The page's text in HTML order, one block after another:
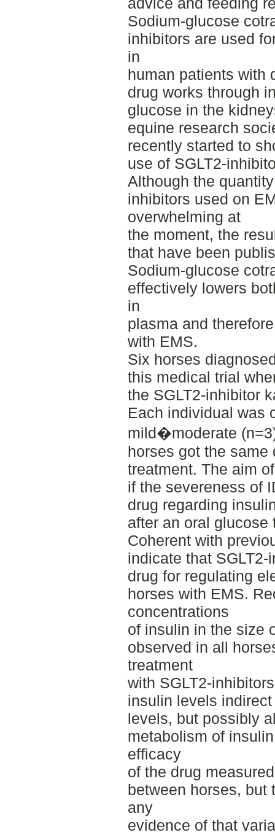
Sodium-glucose
inhibitors are used
in
human patients with
drug works through
glucose in the
equine research
recently started to
use of SGLT2-
Although the
inhibitors used on
overwhelming at
the moment, the
that have been
Sodium-glucose
effectively lowers
in
plasma and
with EMS.
Six horses
this medical trial
the SGLT2-inhibitor
Each individual was
mild�moderate
horses got the
treatment. The aim
if the severeness of
drug regarding
after an oral glucose
Coherent with
indicate that
drug for regulating
horses with EMS.
concentrations
of insulin in the size
observed in all
treatment
with SGLT2-
insulin levels
levels, but possibly
metabolism of
efficacy
of the drug
between horses, but
any
evidence of that